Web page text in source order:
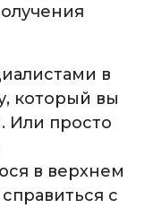
в
который вы
Или просто
в верхнем
с